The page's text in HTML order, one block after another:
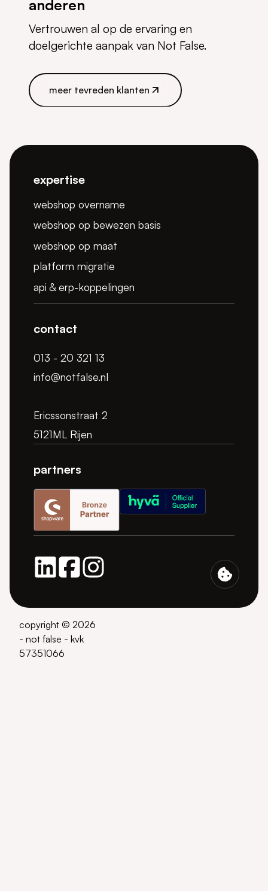
anderen
Vertrouwen al op de ervaring en
doelgerichte aanpak van Not False.
meer tevreden klanten
expertise
webshop overname
webshop op bewezen basis
webshop op maat
platform migratie
api & erp-koppelingen
contact
013 - 20 321 13
info@notfalse.nl
Ericssonstraat 2
5121ML Rijen
partners
copyright © 2026
- not false - kvk
57351066